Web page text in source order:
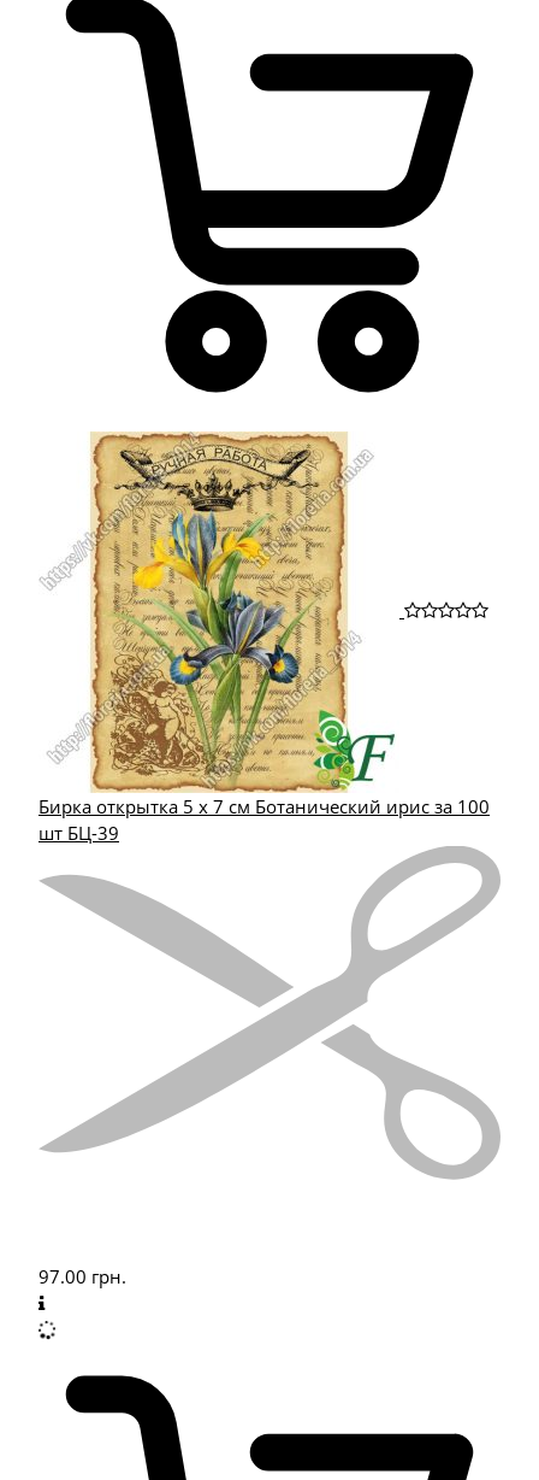
Бирка открытка 5 х 7 см Ботанический ирис за 100
шт БЦ-39
97.00 грн.